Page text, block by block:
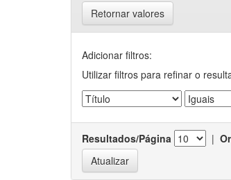
Retornar valores
Adicionar filtros:
Utilizar filtros para refinar o
Resultados/Página |